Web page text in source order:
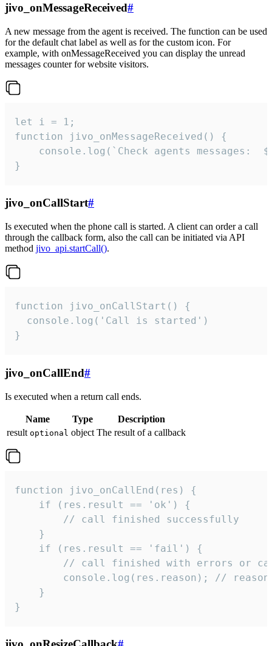
jivo_onMessageReceived#
A new message from the agent is received. The function can be used
for the default chat label as well as for the custom icon. For
example, with onMessageReceived you can display the unread
messages counter for website visitors.
let i = 1;
function jivo_onMessageReceived() {
}
jivo_onCallStart#
Is executed when the phone call is started. A client can order a call
through the callback form, also the call can be initiated via API
method jivo_api.startCall().
function jivo_onCallStart() {
  console.log('Call is started')
}
jivo_onCallEnd#
Is executed when a return call ends.
Name Type
Description
result optional object The result of a callback
function jivo_onCallEnd(res) {
    if (res.result == 'ok') {
        // call finished successfully
    }
    if (res.result == 'fail') {
// call finished with errors or
console.log(res.reason); //
    }
}